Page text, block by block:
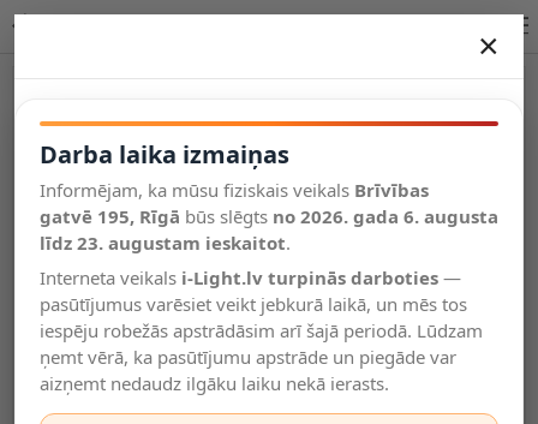
Salīdzināt
Vēlmju
saraksts
Valodas
×
Darba laika izmaiņas
Informējam, ka mūsu fiziskais veikals Brīvības
gatvē 195, Rīgā būs slēgts no 2026. gada 6. augusta
līdz 23. augustam ieskaitot.
Interneta veikals i-Light.lv turpinās darboties —
pasūtījumus varēsiet veikt jebkurā laikā, un mēs tos
iespēju robežās apstrādāsim arī šajā periodā. Lūdzam
ņemt vērā, ka pasūtījumu apstrāde un piegāde var
aizņemt nedaudz ilgāku laiku nekā ierasts.